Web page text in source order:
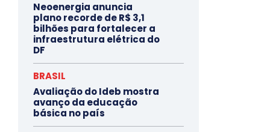
Neoenergia anuncia
plano recorde de R$ 3,1
bilhões para fortalecer a
infraestrutura elétrica do
DF
BRASIL
Avaliação do Ideb mostra
avanço da educação
básica no país